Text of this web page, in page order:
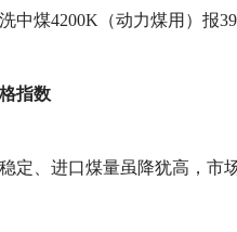
中煤4200K（动力煤用）报
指数
定、进口煤量虽降犹高，市